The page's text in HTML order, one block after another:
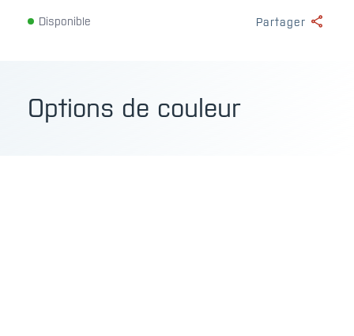
Disponible Partager
Options de couleur